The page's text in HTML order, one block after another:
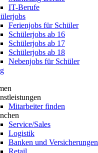
IT-Berufe
Ferienjobs für Schüler
Schülerjobs ab 16
Schülerjobs ab 17
Schülerjobs ab 18
Nebenjobs für Schüler
Mitarbeiter finden
Service/Sales
Logistik
Banken und Versicherungen
Retail